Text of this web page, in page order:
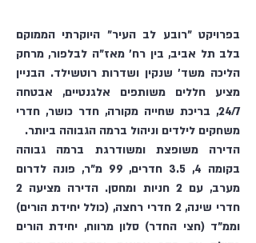
בפרויקט "רובע לב העיר" היוקרתי הממוקם
בלב תל אביב, בין רח' מאז"ה לבלפור, מרחק
הליכה משד' שנקין ושדרות רוטשילד. הבניין
מציע חללים משותפים אלגנטיים, אבטחה
24/7, בריכת שחייה מקורה, חדר כושר, חדרי
משחקים לילדים וניהול ברמה הגבוהה ביותר.
הדירה משופצת ומשודרגת ברמה גבוהה
בקומה 4, 3.5 חדרים, 99 מ"ר, פונה לדרום
מערב, עם 2 חניות ומחסן. הדירה מציעה 2
חדרי שינה, 2 חדרי רחצה, (כולל יחידת הורים)
וממ"ד (חצי החדר) סלון מרווח, יחידת הורים